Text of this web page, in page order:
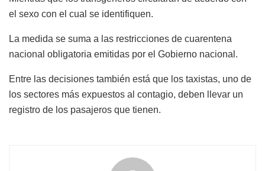
el sexo con el cual se identifiquen.
La medida se suma a las restricciones de cuarentena
nacional obligatoria emitidas por el Gobierno nacional.
Entre las decisiones también está que los taxistas, uno de
los sectores más expuestos al contagio, deben llevar un
registro de los pasajeros que tienen.